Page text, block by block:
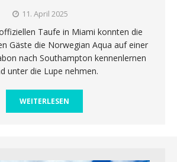
11. April 2025
Taufe in Miami konnten die
Gäste die Norwegian Aqua auf einer
nach Southampton kennenlernen
unter die Lupe nehmen.
WEITERLESEN